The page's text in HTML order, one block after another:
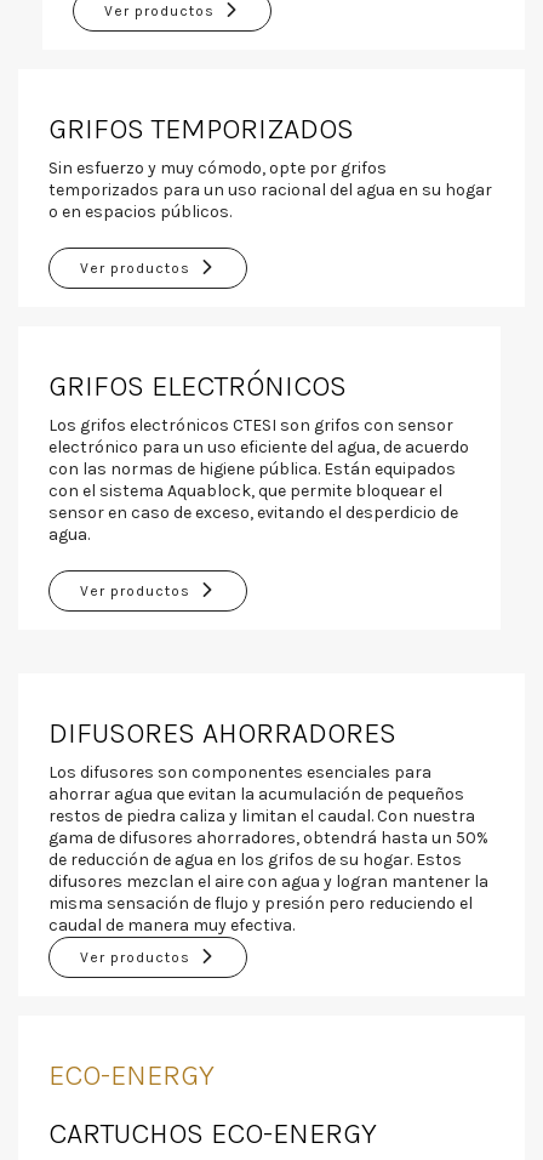
Ver productos
GRIFOS TEMPORIZADOS
Sin esfuerzo y muy cómodo, opte por grifos
temporizados para un uso racional del agua en su hogar
o en espacios públicos.
Ver productos
GRIFOS ELECTRÓNICOS
Los grifos electrónicos CTESI son grifos con sensor
electrónico para un uso eficiente del agua, de acuerdo
con las normas de higiene pública. Están equipados
con el sistema Aquablock, que permite bloquear el
sensor en caso de exceso, evitando el desperdicio de
agua.
Ver productos
DIFUSORES AHORRADORES
Los difusores son componentes esenciales para
ahorrar agua que evitan la acumulación de pequeños
restos de piedra caliza y limitan el caudal. Con nuestra
gama de difusores ahorradores, obtendrá hasta un 50%
de reducción de agua en los grifos de su hogar. Estos
difusores mezclan el aire con agua y logran mantener la
misma sensación de flujo y presión pero reduciendo el
caudal de manera muy efectiva.
Ver productos
ECO-ENERGY
CARTUCHOS ECO-ENERGY